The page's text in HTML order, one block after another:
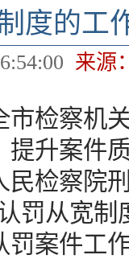
度的工
来源
检察机关
提升案件
民检察院
罚从宽
罚案件工